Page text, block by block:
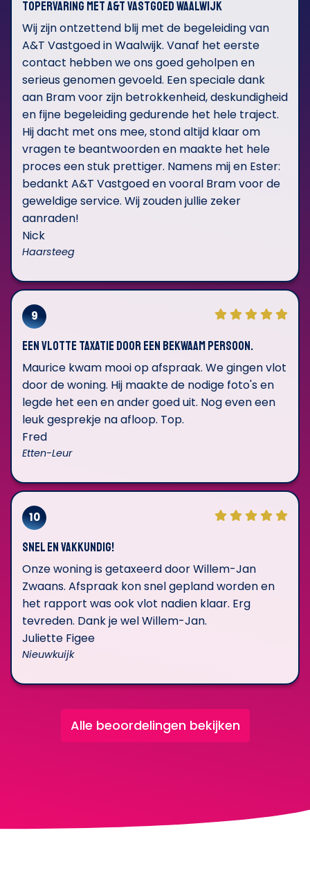
Topervaring met A&T Vastgoed Waalwijk
Wij zijn ontzettend blij met de begeleiding van
A&T Vastgoed in Waalwijk. Vanaf het eerste
contact hebben we ons goed geholpen en
serieus genomen gevoeld. Een speciale dank
aan Bram voor zijn betrokkenheid, deskundigheid
en fijne begeleiding gedurende het hele traject.
Hij dacht met ons mee, stond altijd klaar om
vragen te beantwoorden en maakte het hele
proces een stuk prettiger. Namens mij en Ester:
bedankt A&T Vastgoed en vooral Bram voor de
geweldige service. Wij zouden jullie zeker
aanraden!
Nick
Haarsteeg
9
Een vlotte taxatie door een bekwaam persoon.
Maurice kwam mooi op afspraak. We gingen vlot
door de woning. Hij maakte de nodige foto's en
legde het een en ander goed uit. Nog even een
leuk gesprekje na afloop. Top.
Fred
Etten-Leur
10
Snel en vakkundig!
Onze woning is getaxeerd door Willem-Jan
Zwaans. Afspraak kon snel gepland worden en
het rapport was ook vlot nadien klaar. Erg
tevreden. Dank je wel Willem-Jan.
Juliette Figee
Nieuwkuijk
Alle beoordelingen bekijken